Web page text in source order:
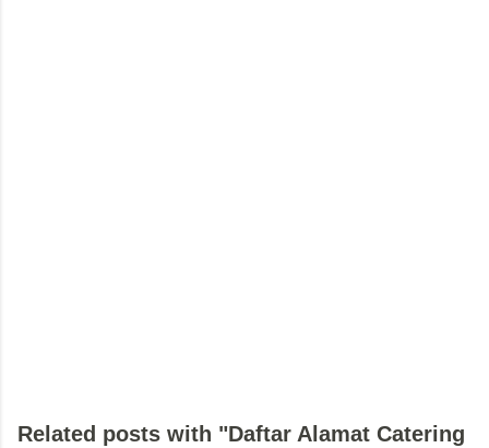
Related posts with "Daftar Alamat Catering